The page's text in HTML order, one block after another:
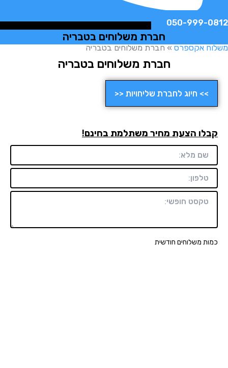
050-999-
חברת משלוחים בטבריה
אקספרס»חברת משלוחים בטבריה
חברת משלוחים בטבריה
>> חיוג לחברת שליחויות <<
הצעת מחיר משתלמת בחינם!
משלוחים חודשית